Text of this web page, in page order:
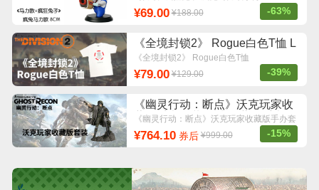
¥69.00 ¥188.00 -63%
《全境封锁2》 Rogue白色T恤 L
《全境封锁2》 Rogue白色T恤
¥79.00 ¥129.00 -39%
《幽灵行动：断点》沃克玩家收
藏版手办套装 沃克收藏版手办套
装
《幽灵行动：断点》沃克玩家收藏版手办套
¥764.10券后 ¥999.00 -15%